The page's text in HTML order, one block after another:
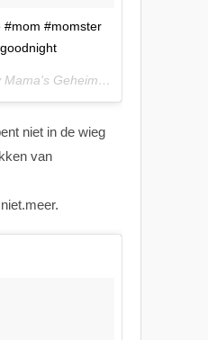
#mom #momster
A photo posted by Mama's Geheimen (@mamasgeheimen) on
niet in de wieg
van